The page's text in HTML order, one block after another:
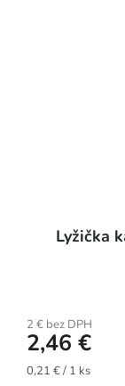
Lyžička
2 € bez DPH
2,46 €
Jednotková
0,21 € / 1 ks